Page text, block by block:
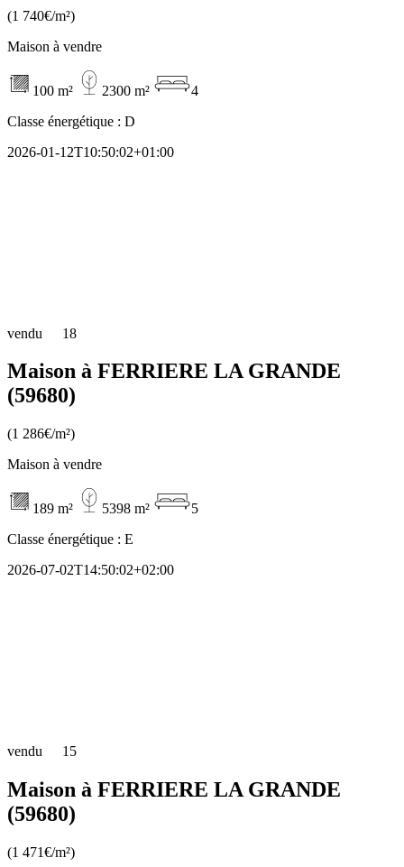
(1 740€/m²)
Maison à vendre
100 m² 2300 m²
4
Classe énergétique : D
2026-01-12T10:50:02+01:00
vendu 18
Maison à FERRIERE LA GRANDE
(59680)
(1 286€/m²)
Maison à vendre
189 m² 5398 m²
5
Classe énergétique : E
2026-07-02T14:50:02+02:00
vendu 15
Maison à FERRIERE LA GRANDE
(59680)
(1 471€/m²)